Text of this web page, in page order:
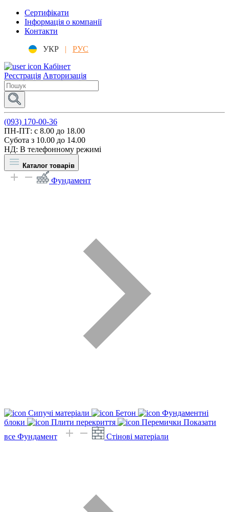
Сертифікати
Інформація о компанії
Контакти
УКР |
РУС
Кабінет
Реєстрація Авторизація
(093) 170-00-36
ПН-ПТ: c 8.00 до 18.00
Субота з 10.00 до 14.00
НД: В телефонному режимі
Каталог товарів
Фундамент
Сипучі матеріали Бетон
Фундаментні
блоки
Плити перекриття Перемички Показати
все Фундамент
Стінові матеріали